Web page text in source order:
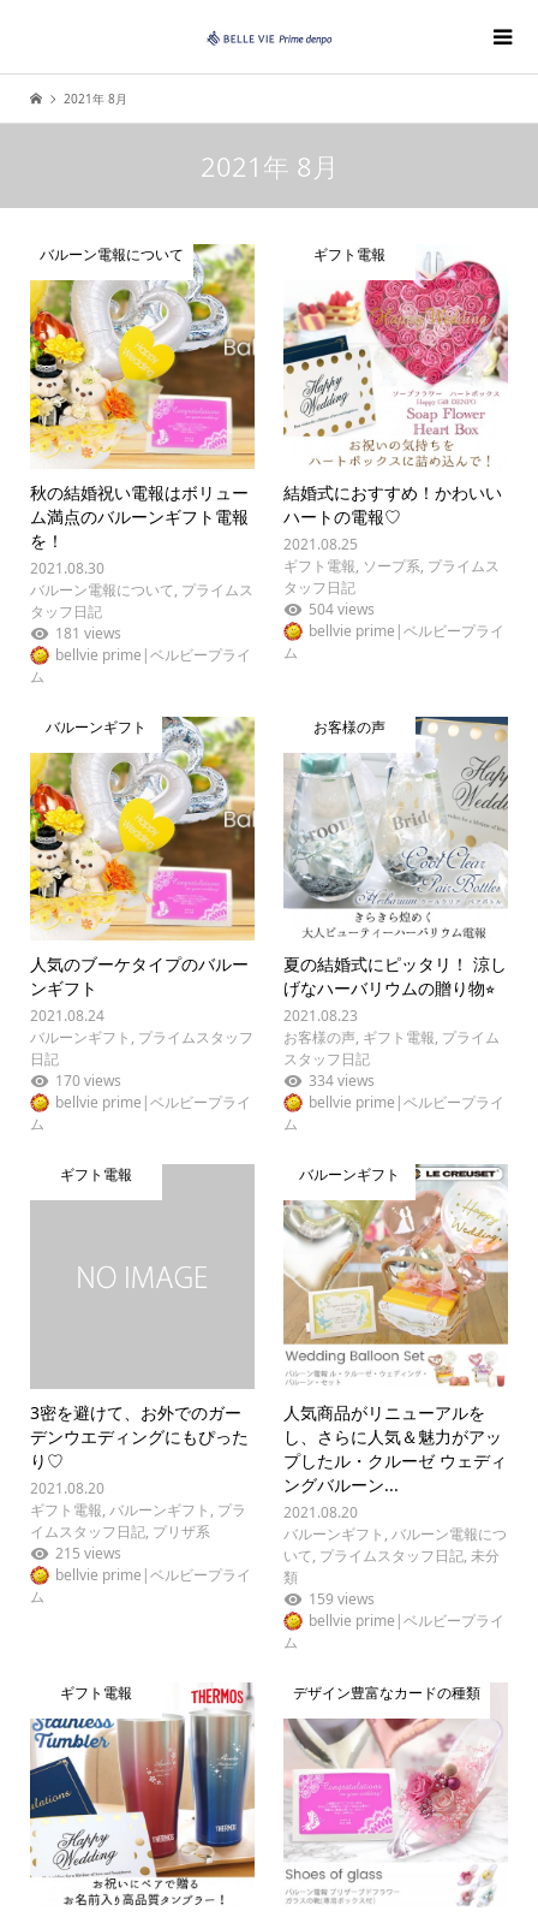
2021年 8月
2021年 8月
バルーン電報について
秋の結婚祝い電報はボリュー
ム満点のバルーンギフト電報
を！
2021.08.30
バルーン電報について, プライムス
タッフ日記
181 views
bellvie prime|ベルビープライ
ム
ギフト電報
結婚式におすすめ！かわいい
ハートの電報♡
2021.08.25
ギフト電報, ソープ系, プライムス
タッフ日記
504 views
bellvie prime|ベルビープライ
ム
バルーンギフト
人気のブーケタイプのバルー
ンギフト
2021.08.24
バルーンギフト , プライムスタッフ
日記
170 views
bellvie prime|ベルビープライ
ム
お客様の声
夏の結婚式にピッタリ！ 涼し
げなハーバリウムの贈り物⭐︎
2021.08.23
お客様の声, ギフト電報, プライム
スタッフ日記
334 views
bellvie prime|ベルビープライ
ム
ギフト電報
3密を避けて、お外でのガー
デンウエディングにもぴった
り♡
2021.08.20
ギフト電報, バルーンギフト , プラ
イムスタッフ日記, プリザ系
215 views
bellvie prime|ベルビープライ
ム
バルーンギフト
人気商品がリニューアルを
し、さらに人気＆魅力がアッ
プしたル・クルーゼ ウェディ
ングバルーン...
2021.08.20
バルーンギフト ,バルーン電報につ
いて, プライムスタッフ日記,未分
類
159 views
bellvie prime|ベルビープライ
ム
ギフト電報 デザイン豊富なカードの種類